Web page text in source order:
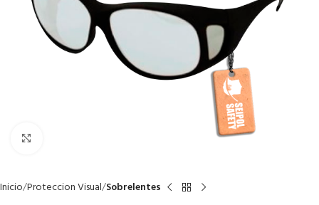
Inicio Proteccion Visual Sobrelentes